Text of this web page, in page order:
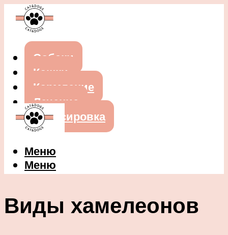
Собаки
Кошки
Кормление
Лечение
Дрессировка
Меню
Меню
Виды хамелеонов